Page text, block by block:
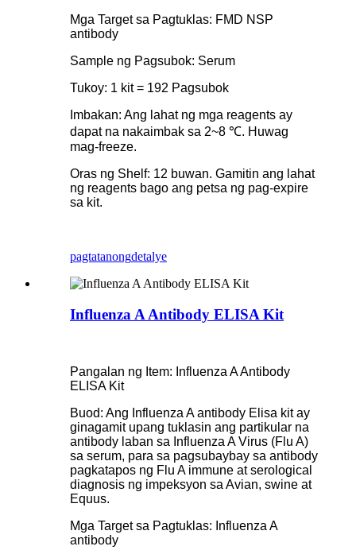
Mga Target sa Pagtuklas: FMD NSP
antibody
Sample ng Pagsubok: Serum
Tukoy: 1 kit = 192 Pagsubok
Imbakan: Ang lahat ng mga reagents ay
dapat na nakaimbak sa 2~8 ℃. Huwag
mag-freeze.
Oras ng Shelf: 12 buwan. Gamitin ang lahat
ng reagents bago ang petsa ng pag-expire
sa kit.
pagtatanongdetalye
Influenza A Antibody ELISA Kit
Pangalan ng Item: Influenza A Antibody
ELISA Kit
Buod: Ang Influenza A antibody Elisa kit ay
ginagamit upang tuklasin ang partikular na
antibody laban sa Influenza A Virus (Flu A)
sa serum, para sa pagsubaybay sa antibody
pagkatapos ng Flu A immune at serological
diagnosis ng impeksyon sa Avian, swine at
Equus.
Mga Target sa Pagtuklas: Influenza A
antibody